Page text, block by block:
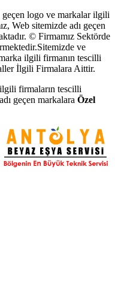
geçen logo ve markalar ilgili
Web sitemizde adı geçen
© Firmamız Sektörde
ve
ilgili firmanın tescilli
İlgili Firmalara Aittir.
firmaların tescilli
geçen markalara Özel